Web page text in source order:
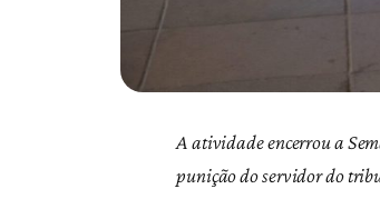
A atividade encerrou a
punição do servidor do